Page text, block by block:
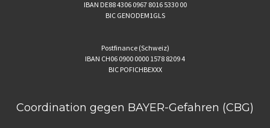
IBAN DE88 4306 0967 8016 5330 00
BIC GENODEM1GLS
Postfinance (Schweiz)
IBAN CH06 0900 0000 1578 8209 4
BIC POFICHBEXXX
Coordination gegen BAYER-Gefahren (CBG)